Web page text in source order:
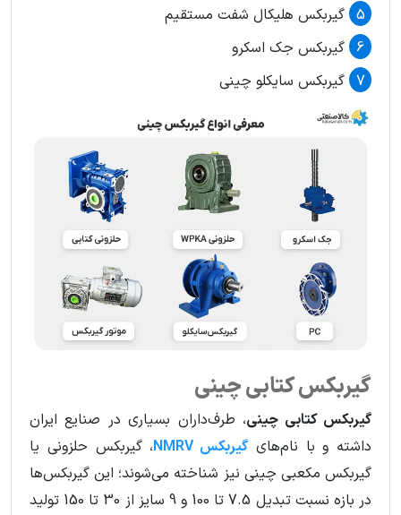
گیربکس هلیکال شفت مستقیم
گیربکس جک اسکرو
گیربکس سایکلو چینی
گیربکس کتابی چینی
گیربکس کتابی چینی، طرف‌داران بسیاری در صنایع ایران
داشته و با نام‌های گیربکس NMRV
، گیربکس حلزونی یا
گیربکس مکعبی چینی نیز شناخته می‌شوند؛ این گیربکس‌ها
در بازه نسبت تبدیل 7.5 تا 100 و 9 سایز از 30 تا 150 تولید